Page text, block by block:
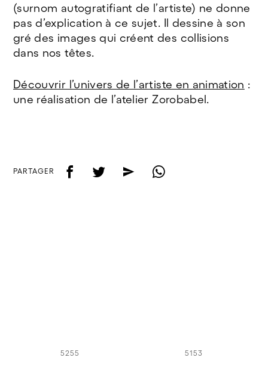
(surnom autogratifiant de l’artiste) ne donne
pas d’explication à ce sujet. Il dessine à son
gré des images qui créent des collisions
dans nos têtes.
Découvrir l’univers de l’artiste en animation :
une réalisation de l’atelier Zorobabel.
PARTAGER f t e w
5255 5153